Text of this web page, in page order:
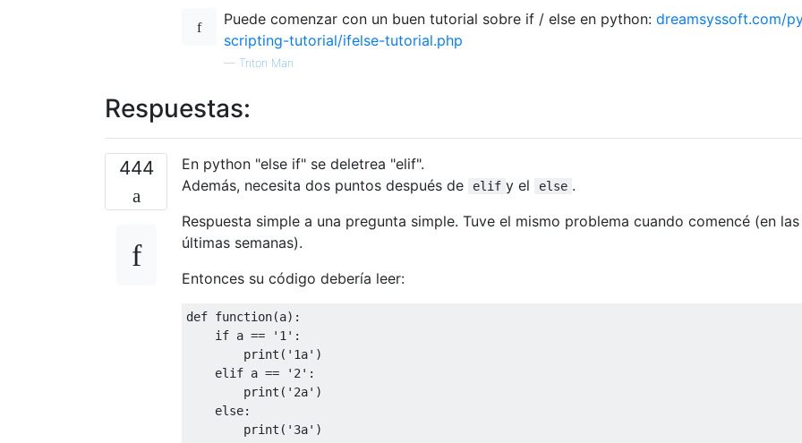
Puede comenzar con un buen tutorial sobre if / else en python: dreamsyssoft.com/
scripting-tutorial/ifelse-tutorial.php
— Triton Man
Respuestas:
444
En python "else if" se deletrea "elif".
Además, necesita dos puntos después de
elif y el else .
Respuesta simple a una pregunta simple. Tuve el mismo problema cuando comencé (en las
últimas semanas).
Entonces su código debería leer:
def function(a):
if a == '1' :
print ( '1a' )
elif a == '2' :
print ( '2a' )
else:
print ( '3a' )